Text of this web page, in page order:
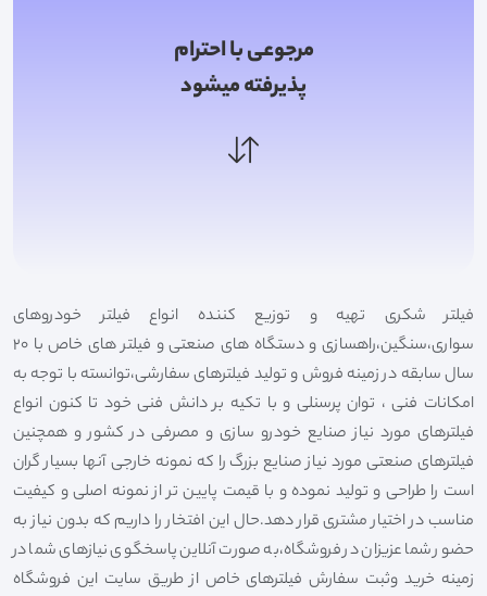
مرجوعی با احترام
پذیرفته میشود
فیلتر شکری تهیه و توزیع کننده انواع فیلتر خودروهای
سواری،سنگین،راهسازی و دستگاه های صنعتی و فیلتر های خاص با 20
سال سابقه در زمینه فروش و تولید فیلترهای سفارشی،توانسته با توجه به
امکانات فنی ، توان پرسنلی و با تکیه بر دانش فنی خود تا کنون انواع
فیلترهای مورد نیاز صنایع خودرو سازی و مصرفی در کشور و همچنین
فیلترهای صنعتی مورد نیاز صنایع بزرگ را که نمونه خارجی آنها بسیار گران
است را طراحی و تولید نموده و با قیمت پایین تر از نمونه اصلی و کیفیت
مناسب در اختیار مشتری قرار دهد.حال این افتخار را داریم که بدون نیاز به
حضور شما عزیزان در فروشگاه،به صورت آنلاین پاسخگوی نیازهای شما در
زمینه خرید وثبت سفارش فیلترهای خاص از طریق سایت این فروشگاه